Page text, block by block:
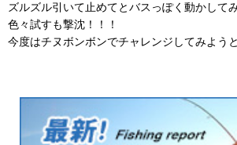
ズルズル引いて止めてとバスっぽく動かして
色々試すも撃沈！！！
今度はチヌボンボンでチャレンジしてみよう